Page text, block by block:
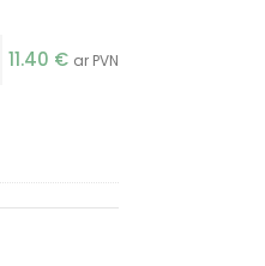
11.40 € ar PVN